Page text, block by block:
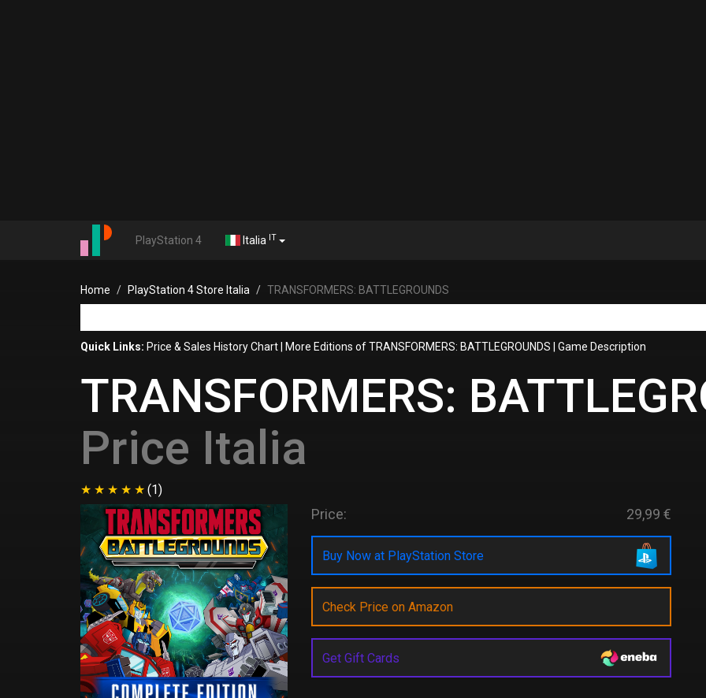
PlayStation 4 Italia IT
Home PlayStation 4 Store Italia TRANSFORMERS: BATTLEGROUNDS
Quick Links: Price & Sales History Chart More Editions of TRANSFORMERS: BATTLEGROUNDS Game Description
TRANSFORMERS:
Price Italia
(1)
Price: 29,99 €
Buy Now at PlayStation Store
Check Price on Amazon
Get Gift Cards